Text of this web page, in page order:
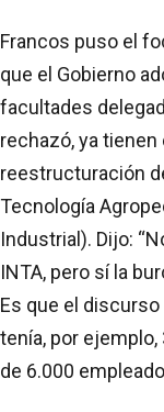
Francos puso el
que el Gobierno
facultades
rechazó, ya
reestructuración
Tecnología
Industrial). Dijo:
INTA, pero sí la
Es que el
tenía, por
de 6.000